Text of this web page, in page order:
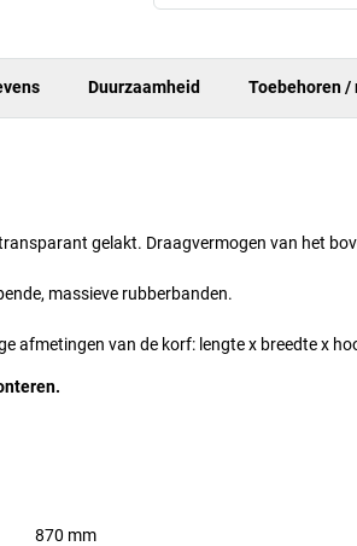
Duurzaamheid Toebehoren /
gelakt. Draagvermogen van het
massieve rubberbanden.
afmetingen van de korf: lengte x breedte x
870 mm